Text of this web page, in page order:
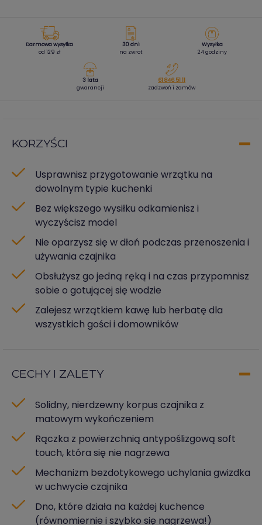
Darmowa wysyłka
od 129 zł
30 dni
na zwrot
Wysyłka
24 godziny
3 lata
gwarancji
61 846 51 11
zadzwoń i zamów
KORZYŚCI
Usprawnisz przygotowanie wrzątku na
dowolnym typie kuchenki
Bez większego wysiłku odkamienisz i
wyczyścisz model
Nie oparzysz się w dłoń podczas przenoszenia i
używania czajnika
Obsłużysz go jedną ręką i na czas przypomnisz
sobie o gotującej się wodzie
Zalejesz wrzątkiem kawę lub herbatę dla
wszystkich gości i domowników
CECHY I ZALETY
Solidny, nierdzewny korpus czajnika z
matowym wykończeniem
Rączka z powierzchnią antypoślizgową soft
touch, która się nie nagrzewa
Mechanizm bezdotykowego uchylania gwizdka
w uchwycie czajnika
Dno, które działa na każdej kuchence
(równomiernie i szybko się nagrzewa!)